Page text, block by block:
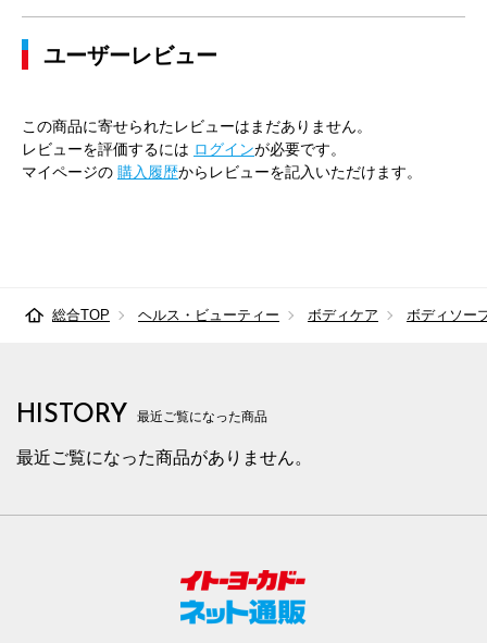
ユーザーレビュー
この商品に寄せられたレビューはまだありません。
レビューを評価するには ログインが必要です。
マイページの 購入履歴からレビューを記入いただけます。
総合TOP ヘルス・ビューティー ボディケア ボディソー
HISTORY 最近ご覧になった商品
最近ご覧になった商品がありません。